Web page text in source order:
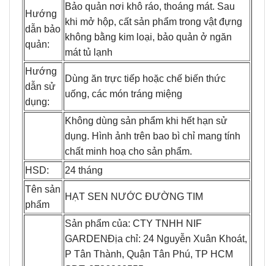
Hướng
dẫn bảo
quản:
Bảo quản nơi khô ráo, thoáng mát. Sau
khi mở hộp, cất sản phẩm trong vật đựng
không bằng kim loại, bảo quản ở ngăn
mát tủ lạnh
Hướng
dẫn sử
dụng:
Dùng ăn trực tiếp hoặc chế biến thức
uống, các món tráng miệng
Không dùng sản phẩm khi hết hạn sử
dụng. Hình ảnh trên bao bì chỉ mang tính
chất minh hoạ cho sản phẩm.
HSD:
24 tháng
Tên sản
phẩm
HẠT SEN NƯỚC ĐƯỜNG TIM
Sản phẩm của: CTY TNHH NIF
GARDENĐịa chỉ: 24 Nguyễn Xuân Khoát,
P Tân Thành, Quận Tân Phú, TP HCM